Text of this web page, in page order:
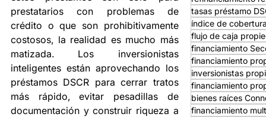
prestatarios con problemas de
crédito o que son prohibitivamente
costosos, la realidad es mucho más
matizada. Los inversionistas
inteligentes están aprovechando los
préstamos DSCR para cerrar tratos
más rápido, evitar pesadillas de
documentación y construir riqueza a
tasas préstamo
índice de
flujo de caja
financiamiento
financiamiento
inversionistas
financiamiento
bienes raíces
financiamiento